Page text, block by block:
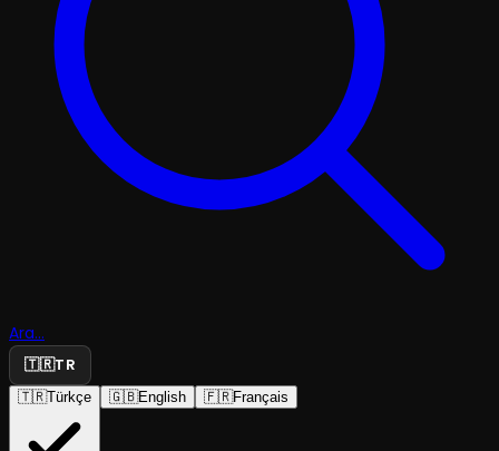
Ara...
🇹🇷TR
🇹🇷Türkçe 🇬🇧English 🇫🇷Français